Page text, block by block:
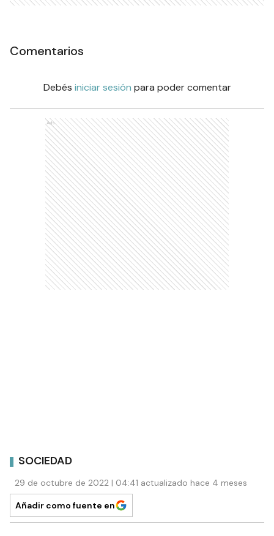
Ads
SOCIEDAD
29 de octubre de 2022 | 04:41 actualizado hace 4 meses